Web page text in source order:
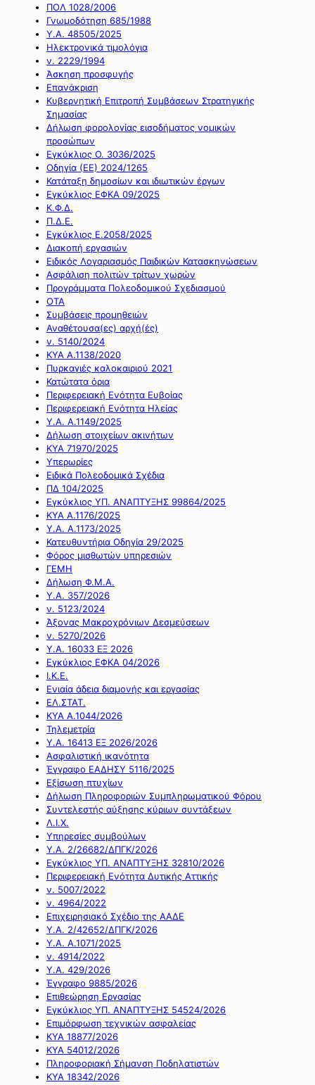
ΠΟΛ 1028/2006
Γνωμοδότηση 685/1988
Υ.Α. 48505/2025
Ηλεκτρονικά τιμολόγια
ν. 2229/1994
Άσκηση προσφυγής
Επανάκριση
Κυβερνητική Επιτροπή Συμβάσεων Στρατηγικής
Σημασίας
Δήλωση φορολογίας εισοδήματος νομικών
προσώπων
Εγκύκλιος Ο. 3036/2025
Οδηγία (ΕΕ) 2024/1265
Κατάταξη δημοσίων και ιδιωτικών έργων
Εγκύκλιος ΕΦΚΑ 09/2025
Κ.Φ.Δ.
Π.Δ.Ε.
Εγκύκλιος Ε.2058/2025
Διακοπή εργασιών
Ειδικός Λογαριασμός Παιδικών Κατασκηνώσεων
Ασφάλιση πολιτών τρίτων χωρών
Προγράμματα Πολεοδομικού Σχεδιασμού
ΟΤΑ
Συμβάσεις προμηθειών
Αναθέτουσα(ες) αρχή(ές)
ν. 5140/2024
ΚΥΑ Α.1138/2020
Πυρκαγιές καλοκαιριού 2021
Κατώτατα όρια
Περιφερειακή Ενότητα Ευβοίας
Περιφερειακή Ενότητα Ηλείας
Υ.Α. Α.1149/2025
Δήλωση στοιχείων ακινήτων
ΚΥΑ 71970/2025
Υπερωρίες
Ειδικά Πολεοδομικά Σχέδια
ΠΔ 104/2025
Εγκύκλιος ΥΠ. ΑΝΑΠΤΥΞΗΣ 99864/2025
ΚΥΑ Α.1176/2025
Υ.Α. Α.1173/2025
Κατευθυντήρια Οδηγία 29/2025
Φόρος μισθωτών υπηρεσιών
ΓΕΜΗ
Δήλωση Φ.Μ.Α.
Υ.Α. 357/2026
ν. 5123/2024
Άξονας Μακροχρόνιων Δεσμεύσεων
ν. 5270/2026
Υ.Α. 16033 ΕΞ 2026
Εγκύκλιος ΕΦΚΑ 04/2026
Ι.Κ.Ε.
Ενιαία άδεια διαμονής και εργασίας
ΕΛ.ΣΤΑΤ.
ΚΥΑ Α.1044/2026
Τηλεμετρία
Υ.Α. 16413 ΕΞ 2026/2026
Ασφαλιστική ικανότητα
Έγγραφο ΕΑΔΗΣΥ 5116/2025
Εξίσωση πτυχίων
Δήλωση Πληροφοριών Συμπληρωματικού Φόρου
Συντελεστής αύξησης κύριων συντάξεων
Λ.Ι.Χ.
Υπηρεσίες συμβούλων
Υ.Α. 2/26682/ΔΠΓΚ/2026
Εγκύκλιος ΥΠ. ΑΝΑΠΤΥΞΗΣ 32810/2026
Περιφερειακή Ενότητα Δυτικής Αττικής
ν. 5007/2022
ν. 4964/2022
Επιχειρησιακό Σχέδιο της ΑΑΔΕ
Υ.Α. 2/42652/ΔΠΓΚ/2026
Υ.Α. Α.1071/2025
ν. 4914/2022
Υ.Α. 429/2026
Έγγραφο 9885/2026
Επιθεώρηση Εργασίας
Εγκύκλιος ΥΠ. ΑΝΑΠΤΥΞΗΣ 54524/2026
Επιμόρφωση τεχνικών ασφαλείας
ΚΥΑ 18877/2026
ΚΥΑ 54012/2026
Πληροφοριακή Σήμανση Ποδηλατιστών
ΚΥΑ 18342/2026